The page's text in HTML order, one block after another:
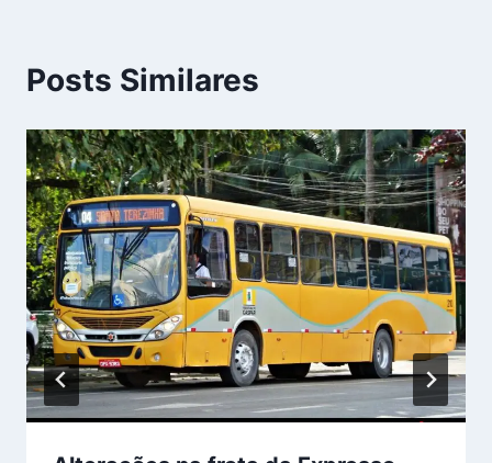
Posts Similares